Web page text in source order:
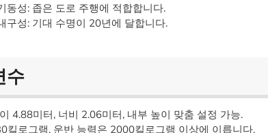
동성: 좁은 도로 주행에 적합합니다.
구성: 기대 수명이 20년에 달합니다.
수
4.88미터, 너비 2.06미터, 내부 높이 맞춤 설정 가능.
킬로그램, 운반 능력은 2000킬로그램 이상에 이릅니다.